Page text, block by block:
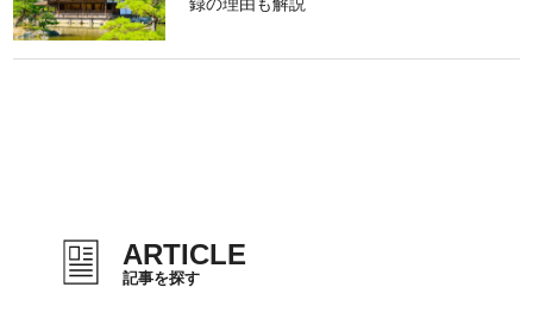
ARTICLE
記事を探す